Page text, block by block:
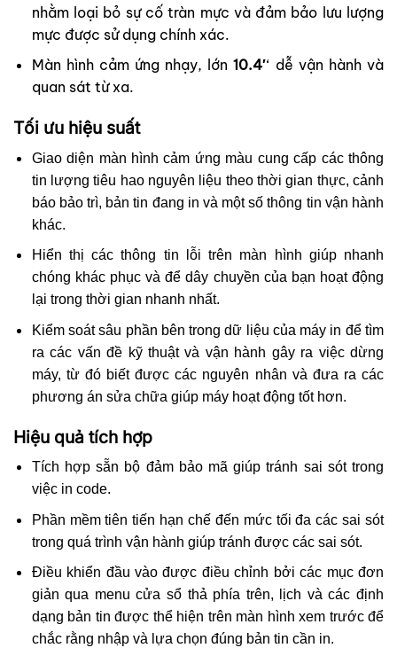
nhằm loại bỏ sự cố tràn mực và đảm bảo lưu lượng
mực được sử dụng chính xác.
Màn hình cảm ứng nhạy, lớn 10.4′‘ dễ vận hành và
quan sát từ xa.
Tối ưu hiệu suất
Giao diện màn hình cảm ứng màu cung cấp các thông
tin lượng tiêu hao nguyên liệu theo thời gian thực, cảnh
báo bảo trì, bản tin đang in và một số thông tin vận hành
khác.
Hiển thị các thông tin lỗi trên màn hình giúp nhanh
chóng khác phục và để dây chuyền của bạn hoạt động
lại trong thời gian nhanh nhất.
Kiểm soát sâu phần bên trong dữ liệu của máy in để tìm
ra các vấn đề kỹ thuật và vận hành gây ra việc dừng
máy, từ đó biết được các nguyên nhân và đưa ra các
phương án sửa chữa giúp máy hoạt động tốt hơn.
Hiệu quả tích hợp
Tích hợp sẵn bộ đảm bảo mã giúp tránh sai sót trong
việc in code.
Phần mềm tiên tiến hạn chế đến mức tối đa các sai sót
trong quá trình vận hành giúp tránh được các sai sót.
Điều khiển đầu vào được điều chỉnh bởi các mục đơn
giản qua menu cửa sổ thả phía trên, lịch và các định
dạng bản tin được thể hiện trên màn hình xem trước để
chắc rằng nhập và lựa chọn đúng bản tin cần in.